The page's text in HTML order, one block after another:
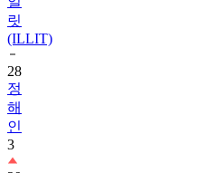
(ILLIT)
28
정
해
인
3
29
비